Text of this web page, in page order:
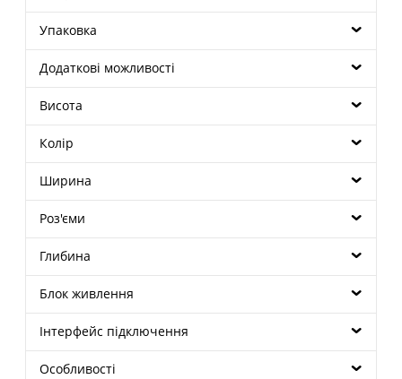
Упаковка
Додаткові можливості
Висота
Колір
Ширина
Роз'єми
Глибина
Блок живлення
Інтерфейс підключення
Особливості